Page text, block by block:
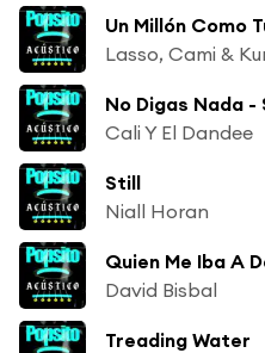
Un Millón Como
Lasso, Cami &
Cali Y El Dandee
Still
Niall Horan
David Bisbal
Treading Water